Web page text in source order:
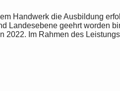
Handwerk die Ausbildung
Landesebene geehrt worden
2022. Im Rahmen des